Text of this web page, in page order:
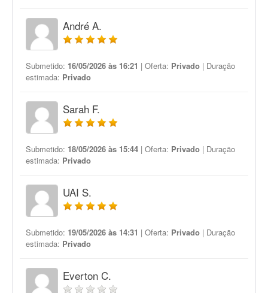
André A.
Submetido: 16/05/2026 às 16:21 | Oferta: Privado | Duração
estimada: Privado
Sarah F.
Submetido: 18/05/2026 às 15:44 | Oferta: Privado | Duração
estimada: Privado
UAI S.
Submetido: 19/05/2026 às 14:31 | Oferta: Privado | Duração
estimada: Privado
Everton C.